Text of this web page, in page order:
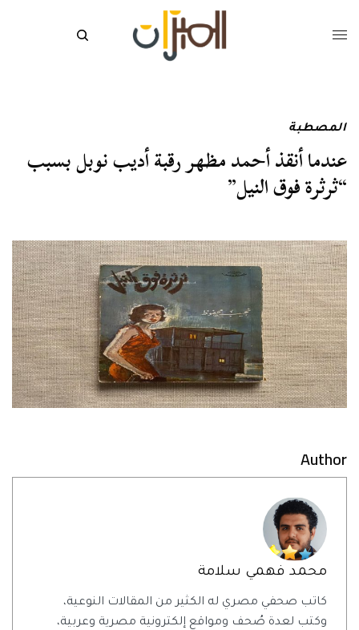
المصطبة
عندما أنقذ أحمد مظهر رقبة أديب نوبل بسبب
“ثرثرة فوق النيل”
Author
محمد فهمي سلامة
كاتب صحفي مصري له الكثير من المقالات النوعية،
وكتب لعدة صُحف ومواقع إلكترونية مصرية وعربية،